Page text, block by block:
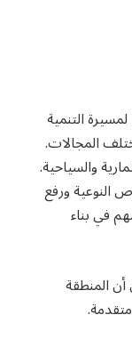
التنمية
المجالات.
والسياحية.
النوعية ورفع
في بناء
المنطقة